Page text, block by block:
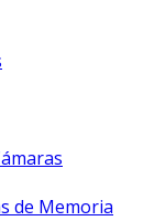
de Memoria